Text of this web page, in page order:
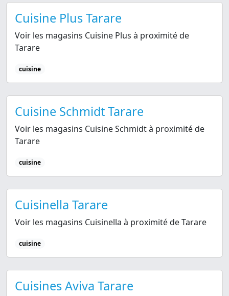
Cuisine Plus Tarare
Voir les magasins Cuisine Plus à proximité de
Tarare
cuisine
Cuisine Schmidt Tarare
Voir les magasins Cuisine Schmidt à proximité de
Tarare
cuisine
Cuisinella Tarare
Voir les magasins Cuisinella à proximité de Tarare
cuisine
Cuisines Aviva Tarare